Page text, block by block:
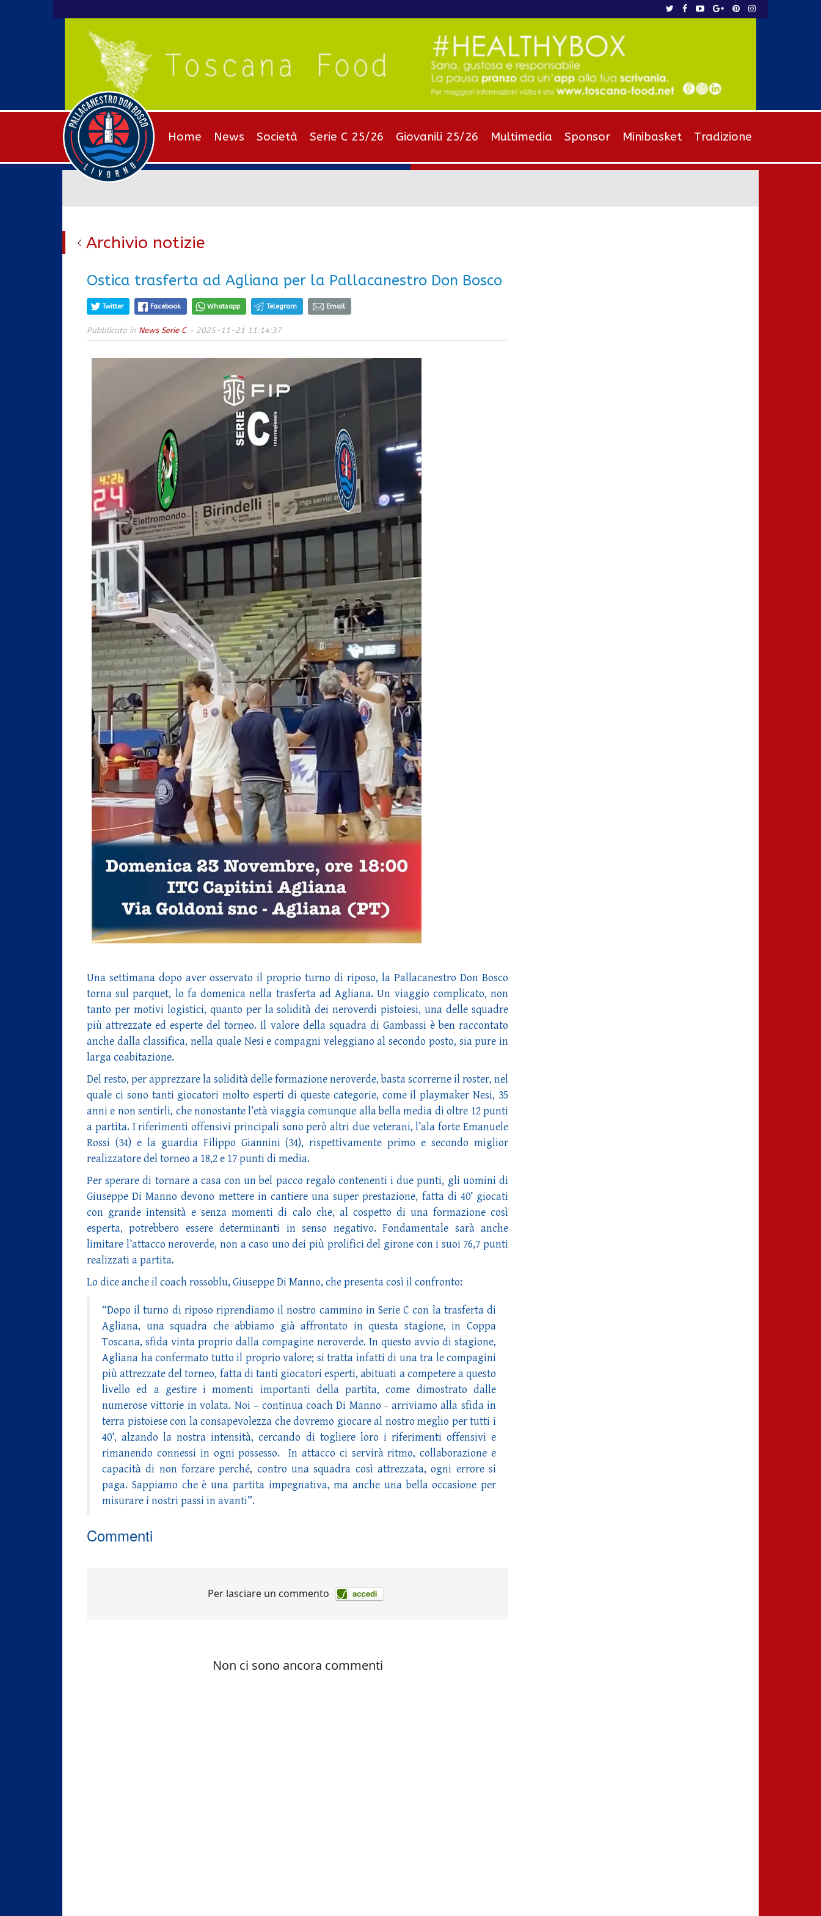
Home News Società Serie C 25/26 Giovanili 25/26 Multimedia Sponsor Minibasket Tradizione
Archivio notizie
Ostica trasferta ad Agliana per la Pallacanestro Don Bosco
Twitter Facebook Whatsapp Telegram Email
Pubblicato in News Serie C- 2025-11-21 11:14:37
Una settimana dopo aver osservato il proprio turno di riposo, la Pallacanestro Don Bosco
torna sul parquet, lo fa domenica nella trasferta ad Agliana. Un viaggio complicato, non
tanto per motivi logistici, quanto per la solidità dei neroverdi pistoiesi, una delle squadre
più attrezzate ed esperte del torneo. Il valore della squadra di Gambassi è ben raccontato
anche dalla classifica, nella quale Nesi e compagni veleggiano al secondo posto, sia pure in
larga coabitazione.
Del resto, per apprezzare la solidità delle formazione neroverde, basta scorrerne il roster, nel
quale ci sono tanti giocatori molto esperti di queste categorie, come il playmaker Nesi, 35
anni e non sentirli, che nonostante l’età viaggia comunque alla bella media di oltre 12 punti
a partita. I riferimenti offensivi principali sono però altri due veterani, l’ala forte Emanuele
Rossi (34) e la guardia Filippo Giannini (34), rispettivamente primo e secondo miglior
realizzatore del torneo a 18,2 e 17 punti di media.
Per sperare di tornare a casa con un bel pacco regalo contenenti i due punti, gli uomini di
Giuseppe Di Manno devono mettere in cantiere una super prestazione, fatta di 40’ giocati
con grande intensità e senza momenti di calo che, al cospetto di una formazione così
esperta, potrebbero essere determinanti in senso negativo. Fondamentale sarà anche
limitare l’attacco neroverde, non a caso uno dei più prolifici del girone con i suoi 76,7 punti
realizzati a partita.
Lo dice anche il coach rossoblu, Giuseppe Di Manno, che presenta così il confronto:
“Dopo il turno di riposo riprendiamo il nostro cammino in Serie C con la trasferta di
Agliana, una squadra che abbiamo già affrontato in questa stagione, in Coppa
Toscana, sfida vinta proprio dalla compagine neroverde. In questo avvio di stagione,
Agliana ha confermato tutto il proprio valore; si tratta infatti di una tra le compagini
più attrezzate del torneo, fatta di tanti giocatori esperti, abituati a competere a questo
livello ed a gestire i momenti importanti della partita, come dimostrato dalle
numerose vittorie in volata. Noi – continua coach Di Manno - arriviamo alla sfida in
terra pistoiese con la consapevolezza che dovremo giocare al nostro meglio per tutti i
40’, alzando la nostra intensità, cercando di togliere loro i riferimenti offensivi e
rimanendo connessi in ogni possesso. In attacco ci servirà ritmo, collaborazione e
capacità di non forzare perché, contro una squadra così attrezzata, ogni errore si
paga. Sappiamo che è una partita impegnativa, ma anche una bella occasione per
misurare i nostri passi in avanti”.
Commenti